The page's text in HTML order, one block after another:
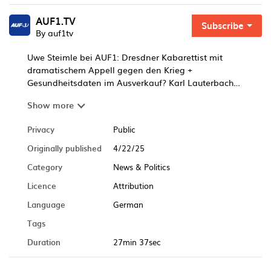
AUF1.TV
By auf1tv
Subscribe
Uwe Steimle bei AUF1: Dresdner Kabarettist mit
dramatischem Appell gegen den Krieg +
Gesundheitsdaten im Ausverkauf? Karl Lauterbach
Konzernen + Und: Im Interview des Tages erklärt
Aktionseinheit für den Frieden fordert
Show more
Privacy
Public
Originally published
4/22/25
Category
News & Politics
Licence
Attribution
Language
German
Tags
Duration
27min 37sec